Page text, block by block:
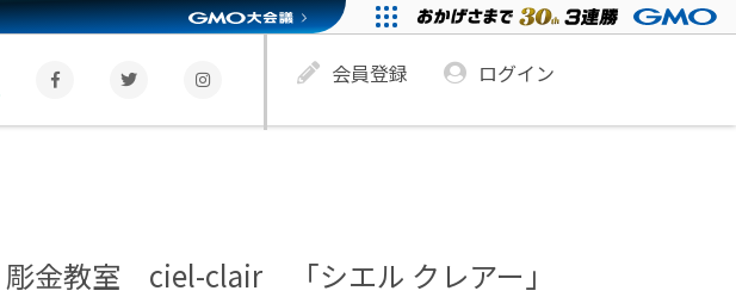
会員登録 ログイン
彫金教室 ciel-clair 「シエル クレアー」